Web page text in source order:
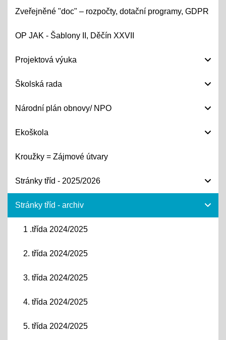
Zveřejněné "doc" – rozpočty, dotační programy, GDPR
OP JAK - Šablony II, Děčín XXVII
Projektová výuka
Školská rada
Národní plán obnovy/ NPO
Ekoškola
Kroužky = Zájmové útvary
Stránky tříd - 2025/2026
Stránky tříd - archiv
1 .třída 2024/2025
2. třída 2024/2025
3. třída 2024/2025
4. třída 2024/2025
5. třída 2024/2025